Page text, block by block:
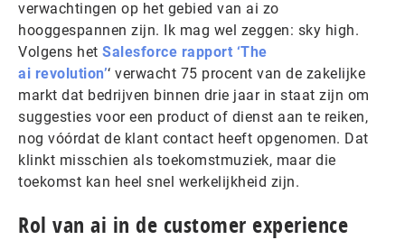
verwachtingen op het gebied van ai zo
hooggespannen zijn. Ik mag wel zeggen: sky high.
Volgens het Salesforce rapport ‘The
ai revolution’‘ verwacht 75 procent van de zakelijke
markt dat bedrijven binnen drie jaar in staat zijn om
suggesties voor een product of dienst aan te reiken,
nog vóórdat de klant contact heeft opgenomen. Dat
klinkt misschien als toekomstmuziek, maar die
toekomst kan heel snel werkelijkheid zijn.
Rol van ai in de customer experience